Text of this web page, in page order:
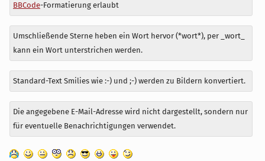
BBCode-Formatierung erlaubt
Umschließende Sterne heben ein Wort hervor (*wort*), per _wort_
kann ein Wort unterstrichen werden.
Standard-Text Smilies wie :-) und ;-) werden zu Bildern konvertiert.
Die angegebene E-Mail-Adresse wird nicht dargestellt, sondern nur
für eventuelle Benachrichtigungen verwendet.